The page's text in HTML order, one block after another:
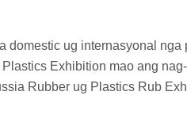
domestic ug internasyonal
Exhibition mao ang
Rubber ug Plastics Rub